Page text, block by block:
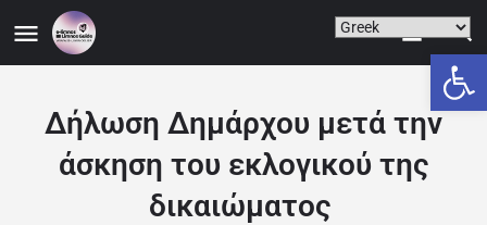
Δήλωση Δημάρχου μετά την
άσκηση του εκλογικού της
δικαιώματος